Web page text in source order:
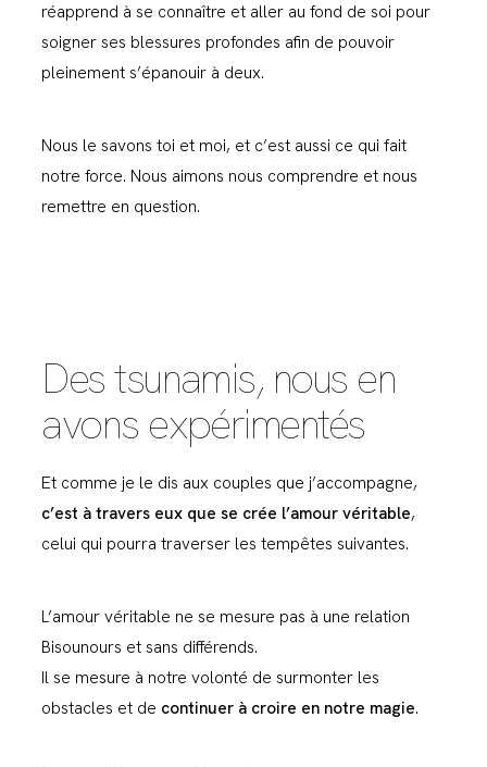
réapprend à se connaître et aller au fond de soi pour
soigner ses blessures profondes afin de pouvoir
pleinement s’épanouir à deux.
Nous le savons toi et moi, et c’est aussi ce qui fait
notre force. Nous aimons nous comprendre et nous
remettre en question.
Des tsunamis, nous en
avons expérimentés
Et comme je le dis aux couples que j’accompagne,
c’est à travers eux que se crée l’amour véritable,
celui qui pourra traverser les tempêtes suivantes.
L’amour véritable ne se mesure pas à une relation
Bisounours et sans différends.
Il se mesure à notre volonté de surmonter les
obstacles et de continuer à croire en notre magie.